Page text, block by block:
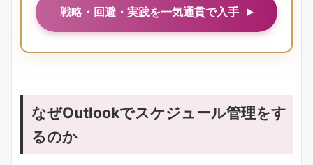
戦略・回避・実践を一気通貫で入手
なぜOutlookでスケジュール管理をす
るのか